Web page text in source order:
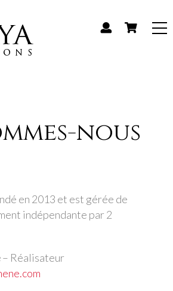
nous
en 2013 et est gérée de
indépendante par 2
– Réalisateur